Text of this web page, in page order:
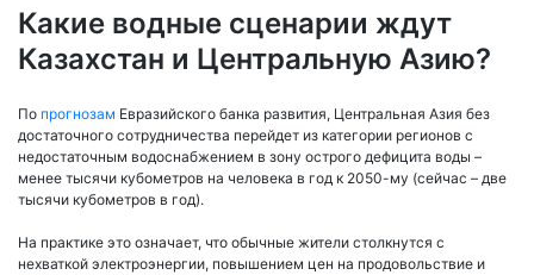
Какие водные сценарии ждут
Казахстан и Центральную Азию?
По прогнозам Евразийского банка развития, Центральная Азия без
достаточного сотрудничества перейдет из категории регионов с
недостаточным водоснабжением в зону острого дефицита воды –
менее тысячи кубометров на человека в год к 2050-му (сейчас – две
тысячи кубометров в год).
На практике это означает, что обычные жители столкнутся с
нехваткой электроэнергии, повышением цен на продовольствие и